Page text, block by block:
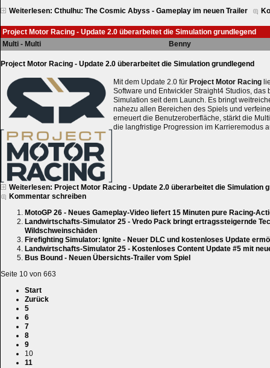
Weiterlesen: Cthulhu: The Cosmic Abyss - Gameplay im neuen Trailer
Project Motor Racing - Update 2.0 überarbeitet die Simulation grundlegend
Multi - Multi
Benny
Project Motor Racing - Update 2.0 überarbeitet die Simulation grundlegend
Mit dem Update 2.0 für Project Motor Racing
Software und Entwickler Straight4 Studios, das
Simulation seit dem Launch. Es bringt
nahezu allen Bereichen des Spiels und
erneuert die Benutzeroberfläche, stärkt die
die langfristige Progression im Karrieremodus
Weiterlesen: Project Motor Racing - Update 2.0 überarbeitet die Simulation
Kommentar schreiben
MotoGP 26 - Neues Gameplay-Video liefert 15 Minuten pure Racing-
Landwirtschafts-Simulator 25 - Vredo Pack bringt ertragssteigernde
Wildschweinschäden
Firefighting Simulator: Ignite - Neuer DLC und kostenloses Update
Landwirtschafts-Simulator 25 - Kostenloses Content Update #5 mit
Bus Bound - Neuen Übersichts-Trailer vom Spiel
Seite 10 von 663
Start
Zurück
5
6
7
8
9
10
11